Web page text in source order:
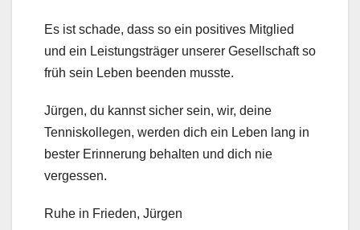
Es ist schade, dass so ein positives Mitglied
und ein Leistungsträger unserer Gesellschaft so
früh sein Leben beenden musste.
Jürgen, du kannst sicher sein, wir, deine
Tenniskollegen, werden dich ein Leben lang in
bester Erinnerung behalten und dich nie
vergessen.
Ruhe in Frieden, Jürgen